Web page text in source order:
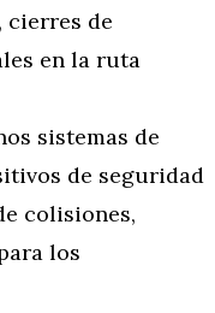
cierres de
en la ruta
sistemas de
de seguridad
colisiones,
los